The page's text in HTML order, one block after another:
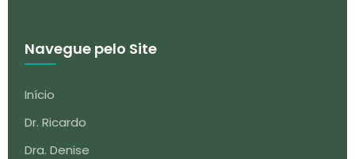
Navegue pelo Site
Início
Dr. Ricardo
Dra. Denise